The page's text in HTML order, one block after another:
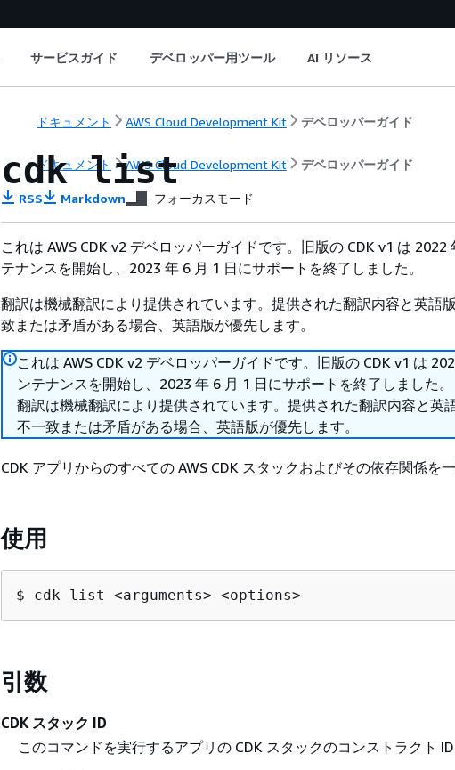
サービスガイド デベロッパー用ツール AI リソース
ドキュメント AWS Cloud Development Kit デベロッパーガイド
ドキュメント AWS Cloud Development Kit デベロッパーガイド
cdk list
RSS Markdown フォーカスモード
これは AWS CDK v2 デベロッパーガイドです。旧版の CDK v1 は 2022
テナンスを開始し、2023 年 6 月 1 日にサポートを終了しました。
翻訳は機械翻訳により提供されています。提供された翻訳内容と英語
致または矛盾がある場合、英語版が優先します。
これは AWS CDK v2 デベロッパーガイドです。旧版の CDK v1 は
ンテナンスを開始し、2023 年 6 月 1 日にサポートを終了しました。
翻訳は機械翻訳により提供されています。提供された翻訳内容と英
不一致または矛盾がある場合、英語版が優先します。
CDK アプリからのすべての AWS CDK スタックおよびその依存関係を
使用
$ cdk list <arguments> <options>
引数
CDK スタック ID
このコマンドを実行するアプリの CDK スタックのコンストラクト ID